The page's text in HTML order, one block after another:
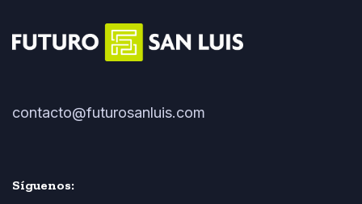
contacto@futurosanluis.com
Síguenos: